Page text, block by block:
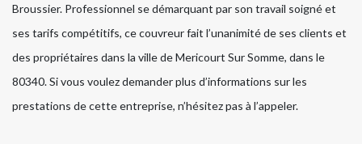
Broussier. Professionnel se démarquant par son travail soigné et
ses tarifs compétitifs, ce couvreur fait l’unanimité de ses clients et
des propriétaires dans la ville de Mericourt Sur Somme, dans le
80340. Si vous voulez demander plus d’informations sur les
prestations de cette entreprise, n’hésitez pas à l’appeler.